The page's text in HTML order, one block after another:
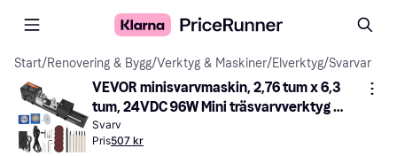
Start/Renovering & Bygg/Verktyg & Maskiner/Elverktyg/Svarvar
VEVOR minisvarvmaskin, 2,76 tum x 6,3
tum, 24VDC 96W Mini träsvarvverktyg
Tillbehör till fräsmaskin, 7 hastigheter
4220/5300/5650/6350/6660/7050/84
Svarv
Pris507 kr